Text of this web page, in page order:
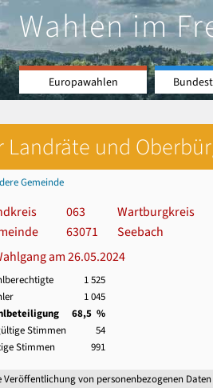
Wahlen im
Europawahlen
Landräte und
Gemeinde
063
Wartburgkreis
63071
Seebach
am 26.05.2024
1 525
1 045
68,5 %
Stimmen
54
Stimmen
991
Veröffentlichung von personenbezogenen